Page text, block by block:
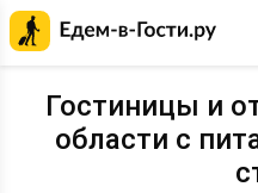
Гостиницы и
области с